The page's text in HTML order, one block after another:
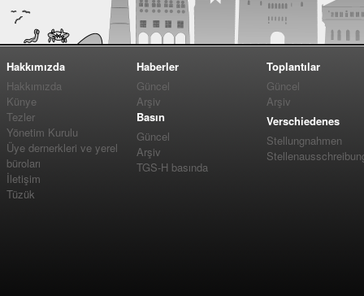
Hakkımızda
Hakkımızda
Künye
Tezler
Yönetim Kurulu
Üye dernerkleri ve yerel
büroları
İletişim
Tüzük
Haberler
Güncel
Arşiv
Basın
Güncel
Arşiv
TGS-H basında
Toplantılar
Güncel
Arşiv
Verschiedenes
Stellungnahmen